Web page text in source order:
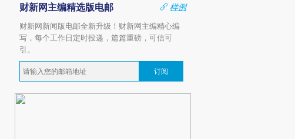
财新网主编精选版电邮
样例
财新网新闻版电邮全新升级！财新网主编精心编
写，每个工作日定时投递，篇篇重磅，可信可
引。
订阅